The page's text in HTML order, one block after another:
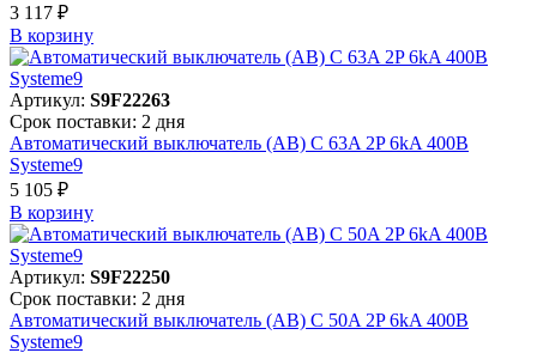
3 117 ₽
В корзинy
Артикул: S9F22263
Срок поставки: 2 дня
Автоматический выключатель (АВ) C 63A 2P 6kA 400В
Systeme9
5 105 ₽
В корзинy
Артикул: S9F22250
Срок поставки: 2 дня
Автоматический выключатель (АВ) C 50A 2P 6kA 400В
Systeme9